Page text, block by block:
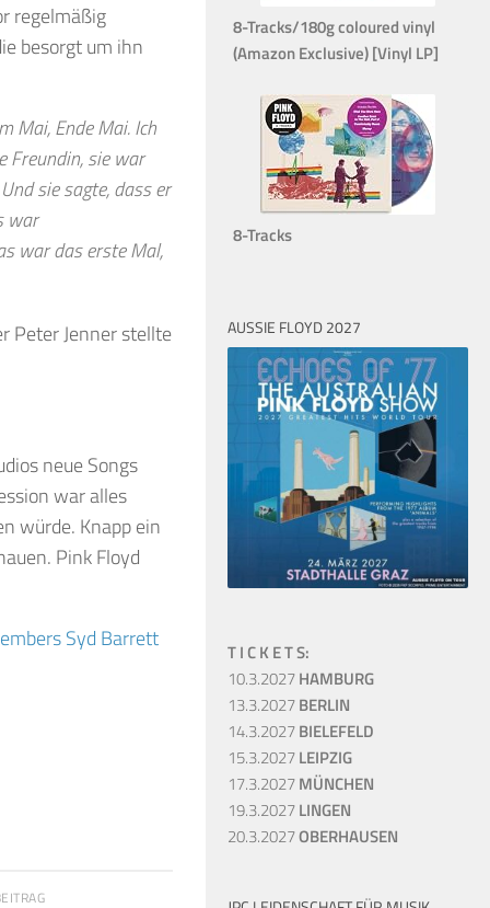
regelmäßig
besorgt um ihn
Mai, Ende Mai. Ich
Freundin, sie war
sie sagte, dass er
war
war das erste Mal,
Peter Jenner stellte
neue Songs
war alles
würde. Knapp ein
Pink Floyd
Syd Barrett
8-Tracks/180g coloured vinyl
(Amazon Exclusive) [Vinyl LP]
8-Tracks
AUSSIE FLOYD 2027
T I C K E T S:
10.3.2027HAMBURG
13.3.2027BERLIN
14.3.2027BIELEFELD
15.3.2027LEIPZIG
17.3.2027MÜNCHEN
19.3.2027LINGEN
20.3.2027OBERHAUSEN